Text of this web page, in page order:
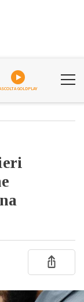
GOLDPLAY